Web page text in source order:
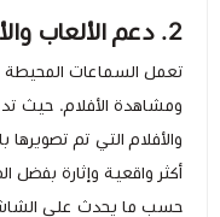
2. دعم الألعاب والأفلام بتقنية الصوت المحيطي
تعمل السماعات المحيطة
ومشاهدة الأفلام. حيث
والأفلام التي تم تصويرها
أكثر واقعية وإثارة بفضل
حسب ما يحدث على